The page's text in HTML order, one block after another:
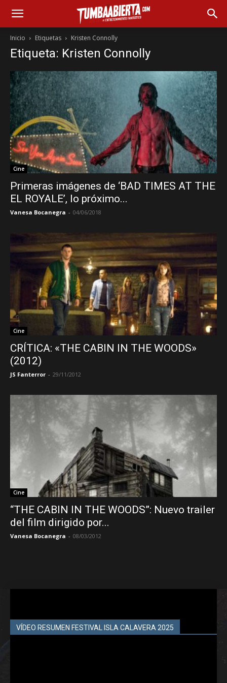
Inicio Etiquetas Kristen Connolly
Etiqueta: Kristen Connolly
Cine
Primeras imágenes de ‘BAD TIMES AT THE
EL ROYALE’, lo próximo...
Vanesa Bocanegra - 04/06/2018
Cine
CRÍTICA: «THE CABIN IN THE WOODS»
(2012)
JS Fanterror - 29/11/2012
Cine
“THE CABIN IN THE WOODS”: Nuevo trailer
del film dirigido por...
Vanesa Bocanegra - 08/03/2012
VÍDEO RESUMEN FESTIVAL ISLA CALAVERA 2025